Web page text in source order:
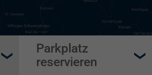
Parkplatz
reservieren